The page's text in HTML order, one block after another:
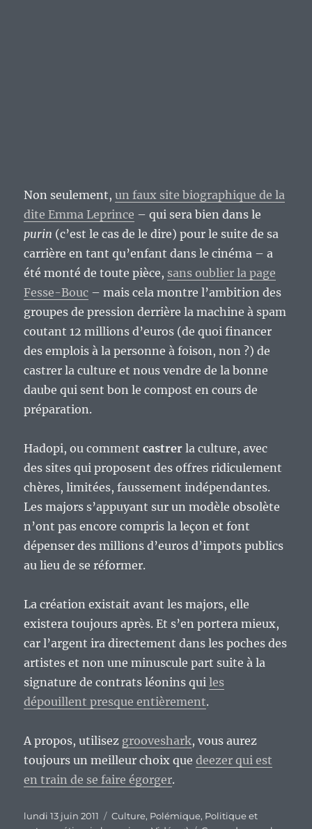
Non seulement,un faux site biographique de la
dite Emma Leprince – qui sera bien dans le
purin (c’est le cas de le dire) pour le suite de sa
carrière en tant qu’enfant dans le cinéma – a
été monté de toute pièce, sans oublier la page
Fesse-Bouc – mais cela montre l’ambition des
groupes de pression derrière la machine à spam
coutant 12 millions d’euros (de quoi financer
des emplois à la personne à foison, non ?) de
castrer la culture et nous vendre de la bonne
daube qui sent bon le compost en cours de
préparation.
Hadopi, ou commentcastrer la culture, avec
des sites qui proposent des offres ridiculement
chères, limitées, faussement indépendantes.
Les majors s’appuyant sur un modèle obsolète
n’ont pas encore compris la leçon et font
dépenser des millions d’euros d’impots publics
au lieu de se réformer.
La création existait avant les majors, elle
existera toujours après. Et s’en portera mieux,
car l’argent ira directement dans les poches des
artistes et non une minuscule part suite à la
signature de contrats léonins quiles
dépouillent presque entièrement.
A propos, utilisez grooveshark, vous aurez
toujours un meilleur choix quedeezer qui est
en train de se faire égorger.
Publié
lundi 13 juin 2011 Catégories
Culture, Polémique, Politique et